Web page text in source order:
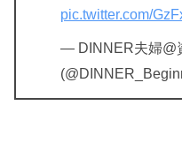
pic.twitter.com/
— DINNER夫婦@